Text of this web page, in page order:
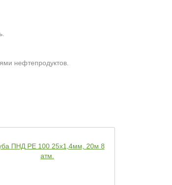
нефтепродуктов.
ПНД РЕ 100 25х1,4мм, 20м 8
атм.